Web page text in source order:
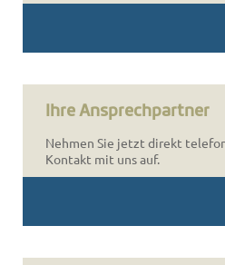
Ihre Ansprechpartner
Nehmen Sie jetzt direkt
Kontakt mit uns auf.